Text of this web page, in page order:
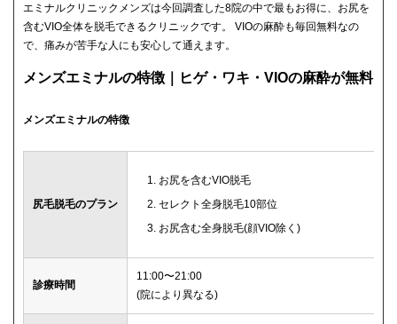
エミナルクリニックメンズは今回調査した8院の中で最もお得に、お尻を
含むVIO全体を脱毛できるクリニックです。 VIOの麻酔も毎回無料なの
で、痛みが苦手な人にも安心して通えます。
メンズエミナルの特徴｜ヒゲ・ワキ・VIOの麻酔が無料
メンズエミナルの特徴
尻毛脱毛のプラン
お尻を含むVIO脱毛
セレクト全身脱毛10部位
お尻含む全身脱毛(顔VIO除く)
診療時間
11:00〜21:00
(院により異なる)